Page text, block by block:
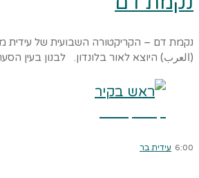
נקמת דם – הקריקטורה השבועית של עידית
(العرب) היוצא לאור בלונדון. לבנון בעין
6:00 עידית בר